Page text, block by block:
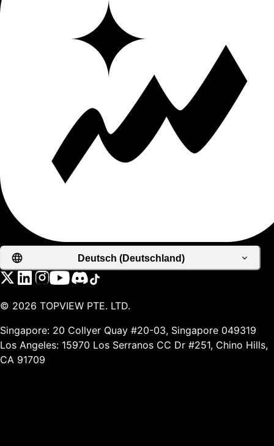
Deutsch (Deutschland)
© 2026 TOPVIEW PTE. LTD.
Singapore: 20 Collyer Quay #20-03, Singapore 049319
Los Angeles: 15970 Los Serranos CC Dr #251, Chino Hills,
CA 91709